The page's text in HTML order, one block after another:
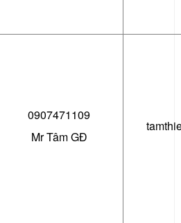
0907471109
Mr Tâm GĐ